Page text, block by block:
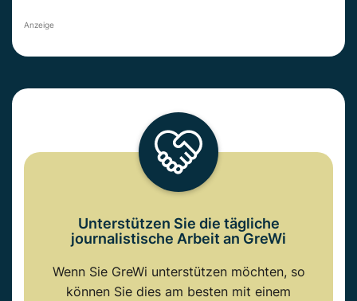
Anzeige
Unterstützen Sie die tägliche
journalistische Arbeit an GreWi
Wenn Sie GreWi unterstützen möchten, so
können Sie dies am besten mit einem